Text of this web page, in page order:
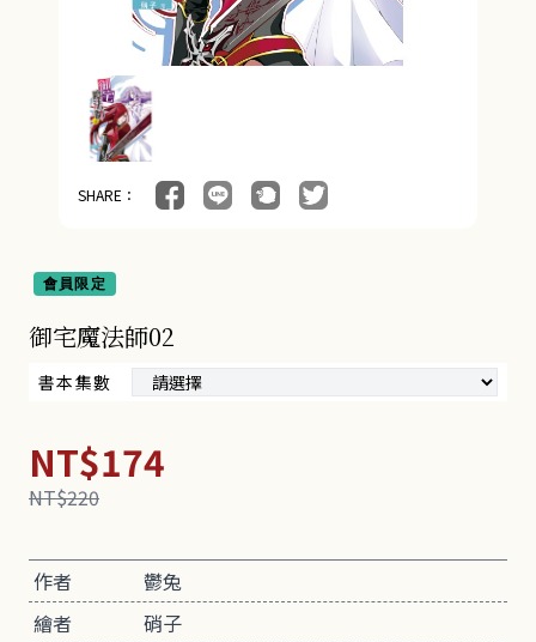
SHARE：
會員限定
御宅魔法師02
書本集數
NT$174
NT$220
作者
鬱兔
繪者
硝子